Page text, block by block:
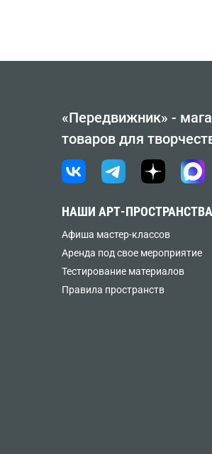
«Передвижник» -
товаров для
НАШИ АРТ-ПРОСТРАНСТВА
Афиша мастер-классов
Аренда под свое мероприятие
Тестирование материалов
Правила пространств